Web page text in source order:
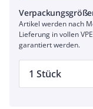
Artikel werden nach
Lieferung in vollen
garantiert werden.
1 Stück